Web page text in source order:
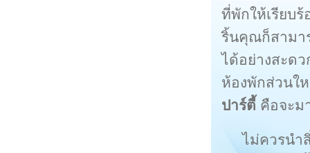
ที่พักให้เรียบ
ริ้นคุณก็สามา
ได้อย่างสะดว
ห้องพักส่วนใ
ปาร์ตี้ คือจะม
ไม่ควรนำ